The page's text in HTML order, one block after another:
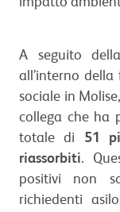
A seguito
all’interno della
sociale in
collega che ha
totale di 51
riassorbiti.
positivi non
richiedenti